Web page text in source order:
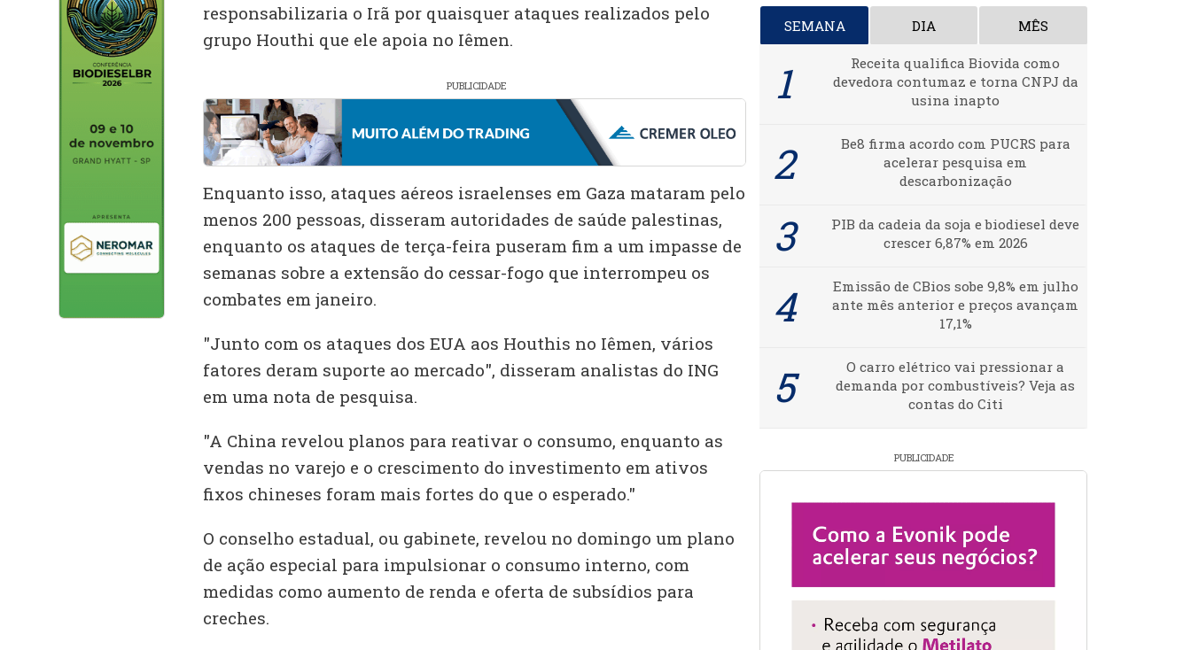
responsabilizaria o Irã por quaisquer ataques realizados pelo
grupo Houthi que ele apoia no Iêmen.
PUBLICIDADE
Enquanto isso, ataques aéreos israelenses em Gaza mataram pelo
menos 200 pessoas, disseram autoridades de saúde palestinas,
enquanto os ataques de terça-feira puseram fim a um impasse de
semanas sobre a extensão do cessar-fogo que interrompeu os
combates em janeiro.
"Junto com os ataques dos EUA aos Houthis no Iêmen, vários
fatores deram suporte ao mercado", disseram analistas do ING
em uma nota de pesquisa.
"A China revelou planos para reativar o consumo, enquanto as
vendas no varejo e o crescimento do investimento em ativos
fixos chineses foram mais fortes do que o esperado."
O conselho estadual, ou gabinete, revelou no domingo um plano
de ação especial para impulsionar o consumo interno, com
medidas como aumento de renda e oferta de subsídios para
creches.
SEMANA DIA MÊS
Receita qualifica Biovida como
devedora contumaz e torna CNPJ da
usina inapto
Be8 firma acordo com PUCRS para
acelerar pesquisa em
descarbonização
PIB da cadeia da soja e biodiesel deve
crescer 6,87% em 2026
Emissão de CBios sobe 9,8% em julho
ante mês anterior e preços avançam
17,1%
O carro elétrico vai pressionar a
demanda por combustíveis? Veja as
contas do Citi
PUBLICIDADE